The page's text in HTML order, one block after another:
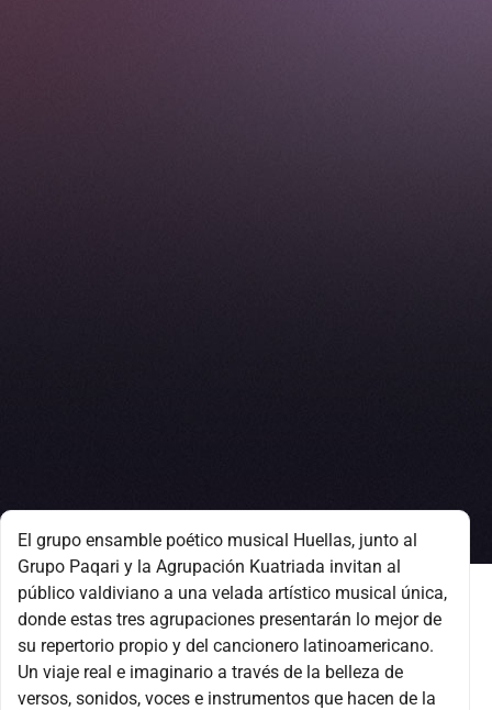
El grupo ensamble poético musical Huellas, junto al
Grupo Paqari y la Agrupación Kuatriada invitan al
público valdiviano a una velada artístico musical única,
donde estas tres agrupaciones presentarán lo mejor de
su repertorio propio y del cancionero latinoamericano.
Un viaje real e imaginario a través de la belleza de
versos, sonidos, voces e instrumentos que hacen de la